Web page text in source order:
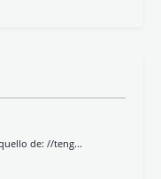
de: //teng...